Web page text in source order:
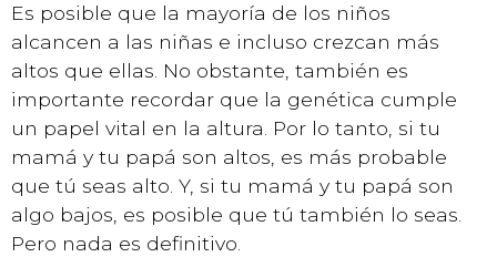
Es posible que la mayoría de los niños
alcancen a las niñas e incluso crezcan más
altos que ellas. No obstante, también es
importante recordar que la genética cumple
un papel vital en la altura. Por lo tanto, si tu
mamá y tu papá son altos, es más probable
que tú seas alto. Y, si tu mamá y tu papá son
algo bajos, es posible que tú también lo seas.
Pero nada es definitivo.